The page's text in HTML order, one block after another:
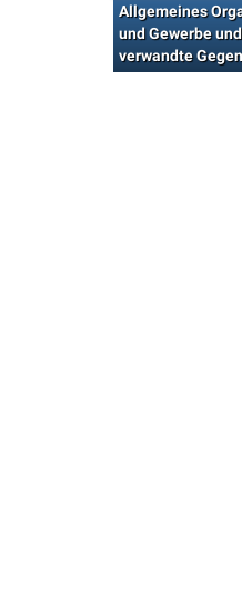
Allgemeines
und Gewerbe
verwandte